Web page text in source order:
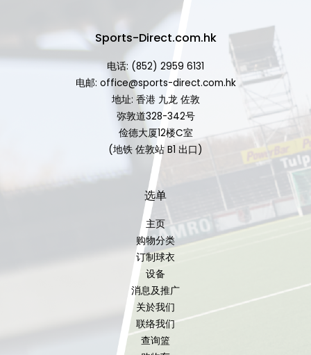
Sports-Direct.com.hk
电话: (852) 2959 6131
电邮: office@sports-direct.com.hk
地址: 香港 九龙 佐敦
弥敦道328-342号
俭德大厦12楼C室
(地铁 佐敦站 B1 出口)
选单
主页
购物分类
订制球衣
设备
消息及推广
关於我们
联络我们
查询篮